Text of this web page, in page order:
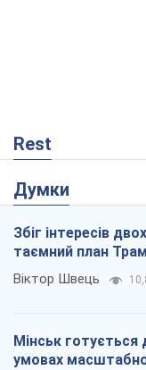
Rest
Думки
Збіг інтересів
таємний план
Віктор Швець
Мінськ готується
умовах